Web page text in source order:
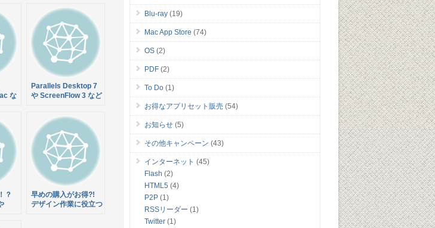
な
92%
売
Parallels Desktop 7
や ScreenFlow 3 など
MacUpdate June
2012 Bundle が89%
オフの $49.99で販売
中！さらに先着1万名
に BusyCal が付いて
くる！
？
早めの購入がお得?!
デザイン作業に役立つ
Blu-ray (19)
Mac App Store (74)
OS (2)
PDF (2)
To Do (1)
お得なアプリセット販売 (54)
お知らせ (5)
その他キャンペーン (43)
インターネット (45)
Flash (2)
HTML5 (4)
P2P (1)
RSSリーダー (1)
Twitter (1)